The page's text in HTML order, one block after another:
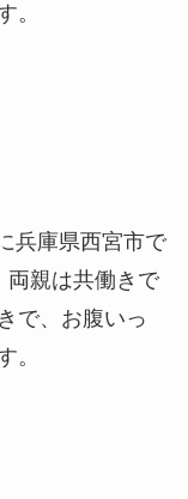
。
兵庫県西宮市で
両親は共働きで
で、お腹いっ
。